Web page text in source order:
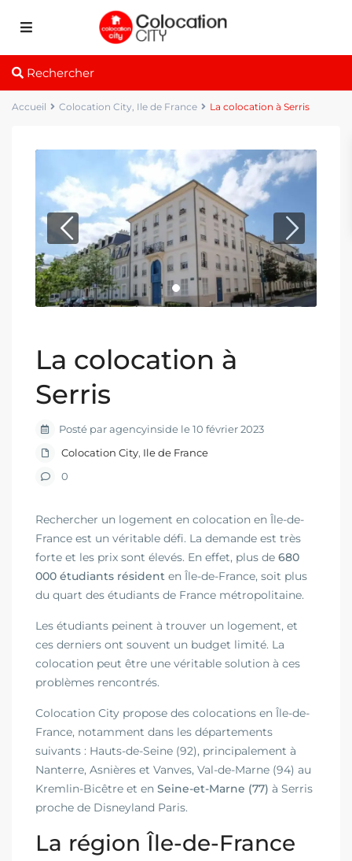
Rechercher
Accueil Colocation City, Ile de France La colocation à Serris
La colocation à
Serris
Posté par agencyinside le 10 février 2023
Colocation City, Ile de France
0
Rechercher un logement en colocation en Île-de-
France est un véritable défi. La demande est très
forte et les prix sont élevés. En effet, plus de680
000 étudiants résident en Île-de-France, soit plus
du quart des étudiants de France métropolitaine.
Les étudiants peinent à trouver un logement, et
ces derniers ont souvent un budget limité. La
colocation peut être une véritable solution à ces
problèmes rencontrés.
Colocation City propose des colocations en Île-de-
France, notamment dans les départements
suivants : Hauts-de-Seine (92), principalement à
Nanterre, Asnières et Vanves, Val-de-Marne (94) au
Kremlin-Bicêtre et enSeine-et-Marne (77) à Serris
proche de Disneyland Paris.
La région Île-de-France